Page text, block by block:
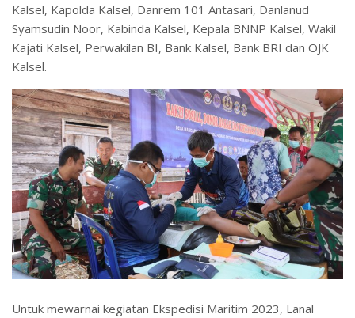
Kalsel, Kapolda Kalsel, Danrem 101 Antasari, Danlanud
Syamsudin Noor, Kabinda Kalsel, Kepala BNNP Kalsel, Wakil
Kajati Kalsel, Perwakilan BI, Bank Kalsel, Bank BRI dan OJK
Kalsel.
Untuk mewarnai kegiatan Ekspedisi Maritim 2023, Lanal